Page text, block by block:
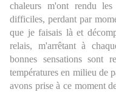
chaleurs m'ont rendu
difficiles, perdant par
que je faisais là et
relais, m'arrêtant à
bonnes sensations sont
températures en milieu de
avons prise à ce moment